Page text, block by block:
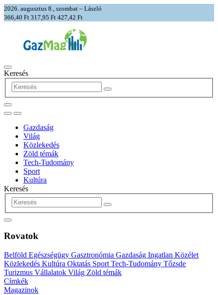
2026. augusztus 8., szombat – László
366,40 Ft 317,95 Ft 427,42 Ft
Keresés
Gazdaság
Világ
Közlekedés
Zöld témák
Tech-Tudomány
Sport
Kultúra
Keresés
Rovatok
Belföld Egészségügy Gasztronómia Gazdaság Ingatlan Közélet
Közlekedés Kultúra Oktatás Sport Tech-Tudomány Tőzsde
Turizmus Vállalatok Világ Zöld témák
Címkék
Magazinok